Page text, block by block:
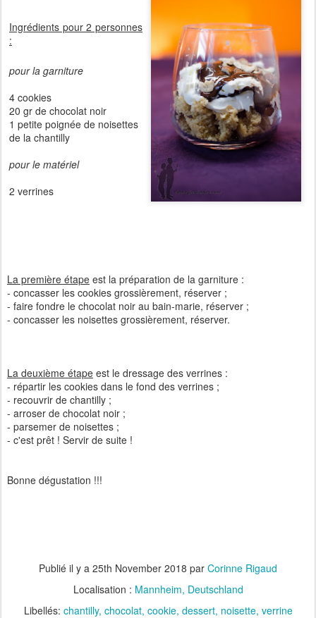
Ingrédients pour 2 personnes
:
pour la garniture
4 cookies
20 gr de chocolat noir
1 petite poignée de noisettes
de la chantilly
pour le matériel
2 verrines
La première étape est la préparation de la garniture :
- concasser les cookies grossièrement, réserver ;
- faire fondre le chocolat noir au bain-marie, réserver ;
- concasser les noisettes grossièrement, réserver.
La deuxième étape est le dressage des verrines :
- répartir les cookies dans le fond des verrines ;
- recouvrir de chantilly ;
- arroser de chocolat noir ;
- parsemer de noisettes ;
- c'est prêt ! Servir de suite !
Bonne dégustation !!!
Publié il y a 25th November 2018 par Corinne Rigaud
Localisation : Mannheim, Deutschland
Libellés: chantilly chocolat cookie dessert noisette verrine